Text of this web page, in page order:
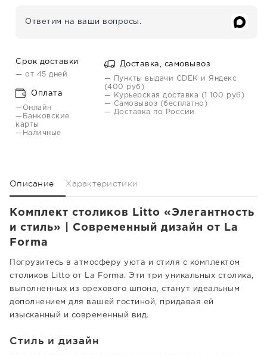
Ответим на ваши вопросы.
Срок доставки
— от 45 дней
Оплата
—Онлайн
—Банковские
карты
—Наличные
Доставка, самовывоз
— Пункты выдачи CDEK и Яндекс
(400 руб)
— Курьерская доставка (1 100 руб)
— Самовывоз (бесплатно)
— Доставка по России
Описание Характеристики
Комплект столиков Litto «Элегантность
и стиль» | Современный дизайн от La
Forma
Погрузитесь в атмосферу уюта и стиля с комплектом
столиков Litto от La Forma. Эти три уникальных столика,
выполненных из орехового шпона, станут идеальным
дополнением для вашей гостиной, придавая ей
изысканный и современный вид.
Стиль и дизайн